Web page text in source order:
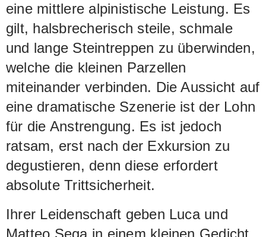
eine mittlere alpinistische Leistung. Es
gilt, halsbrecherisch steile, schmale
und lange Steintreppen zu überwinden,
welche die kleinen Parzellen
miteinander verbinden. Die Aussicht auf
eine dramatische Szenerie ist der Lohn
für die Anstrengung. Es ist jedoch
ratsam, erst nach der Exkursion zu
degustieren, denn diese erfordert
absolute Trittsicherheit.
Ihrer Leidenschaft geben Luca und
Matteo Sega in einem kleinen Gedicht